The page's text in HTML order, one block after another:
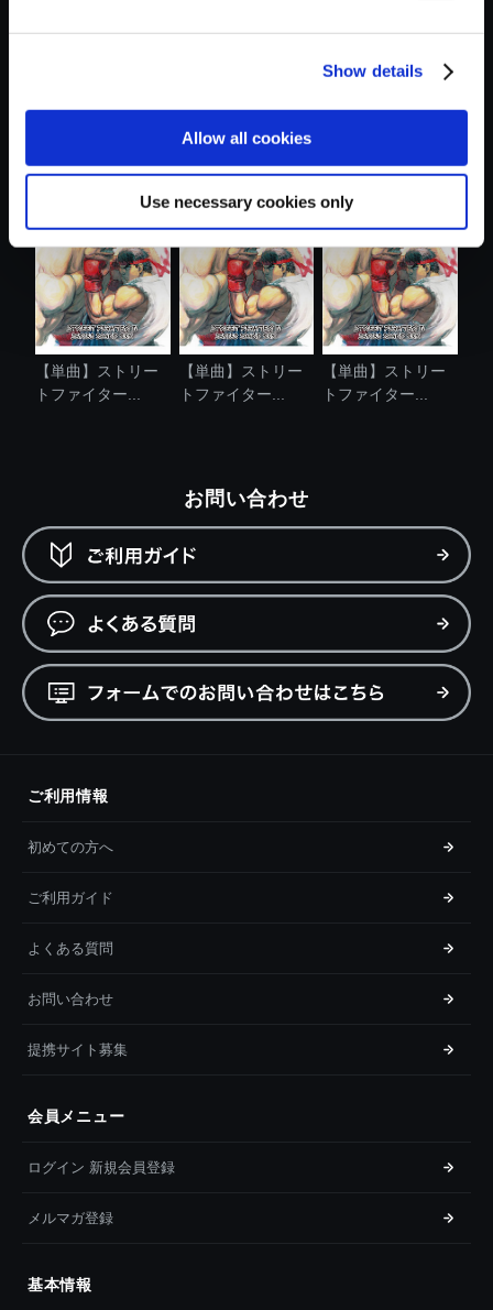
Show details
Allow all cookies
Use necessary cookies only
トファイター...
トファイター...
トファイター...
【単曲】ストリー
トファイター...
【単曲】ストリー
トファイター...
【単曲】ストリー
トファイター...
お問い合わせ
ご利用情報
初めての方へ
ご利用ガイド
よくある質問
お問い合わせ
提携サイト募集
会員メニュー
ログイン 新規会員登録
メルマガ登録
基本情報